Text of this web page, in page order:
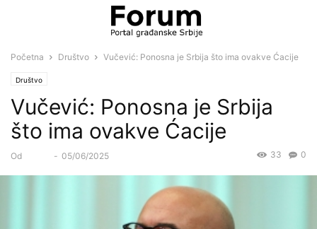
Početna Društvo Vučević: Ponosna je Srbija što ima ovakve Ćacije
Društvo
Vučević: Ponosna je Srbija
što ima ovakve Ćacije
Od - 05/06/2025 0
33